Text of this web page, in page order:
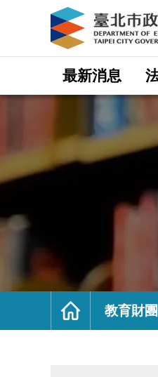
｜
府
網
最新消息
首
教育財